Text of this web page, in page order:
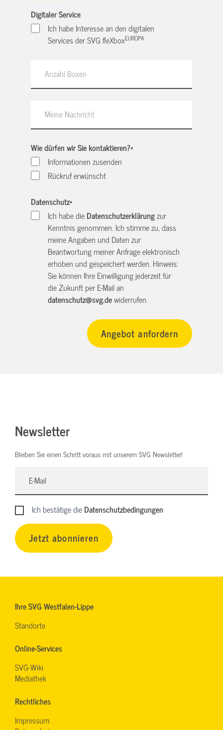
Digitaler Service
Ich habe Interesse an den digitalen
Services der SVG fleXboxEUROPA
Wie dürfen wir Sie kontaktieren?*
Informationen zusenden
Rückruf erwünscht
Datenschutz*
Ich habe dieDatenschutzerklärungzur
Kenntnis genommen. Ich stimme zu, dass
meine Angaben und Daten zur
Beantwortung meiner Anfrage elektronisch
erhoben und gespeichert werden. Hinweis:
Sie können Ihre Einwilligung jederzeit für
die Zukunft per E-Mail an
datenschutz@svg.dewiderrufen.
Newsletter
Bleiben Sie einen Schritt voraus mit unserem SVG Newsletter!
Ich bestätige dieDatenschutzbedingungen
Jetzt abonnieren
Ihre SVG Westfalen-Lippe
Standorte
Online-Services
SVG-Wiki
Mediathek
Rechtliches
Impressum